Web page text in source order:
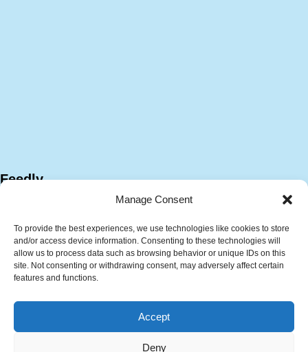
Manage Consent
To provide the best experiences, we use technologies like cookies to store
and/or access device information. Consenting to these technologies will
allow us to process data such as browsing behavior or unique IDs on this
site. Not consenting or withdrawing consent, may adversely affect certain
features and functions.
Accept
Deny
Feedly
技術・キャリア相談サービス